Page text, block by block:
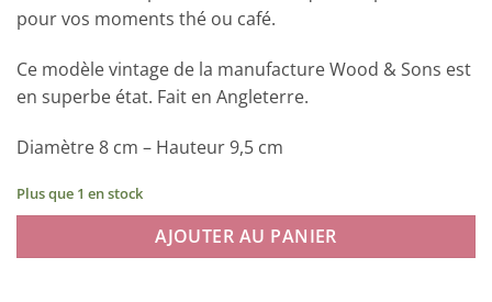
pour vos moments thé ou café.
Ce modèle vintage de la manufacture Wood & Sons est
en superbe état. Fait en Angleterre.
Diamètre 8 cm – Hauteur 9,5 cm
Plus que 1 en stock
AJOUTER AU PANIER